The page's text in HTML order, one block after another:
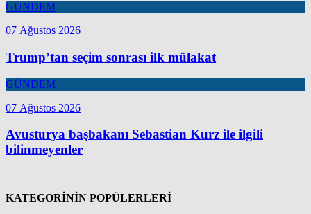
GÜNDEM
07 Ağustos 2026
Trump’tan seçim sonrası ilk mülakat
GÜNDEM
07 Ağustos 2026
Avusturya başbakanı Sebastian Kurz ile ilgili
bilinmeyenler
KATEGORİNİN POPÜLERLERİ